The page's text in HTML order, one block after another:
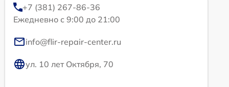
+7 (381) 267-86-36
Ежедневно с 9:00 до 21:00
info@flir-repair-center.ru
ул. 10 лет Октября, 70